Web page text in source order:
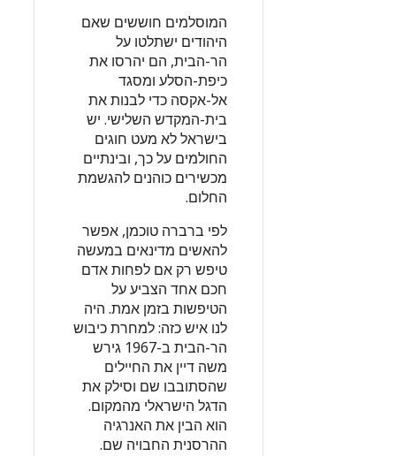
המוסלמים חוששים שאם
היהודים ישתלטו על
הר-הבית, הם יהרסו את
כיפת-הסלע ומסגד
אל-אקסה כדי לבנות את
בית-המקדש השלישי. יש
בישראל לא מעט חוגים
החולמים על כך, ובינתיים
מכשירים כוהנים להגשמת
החלום.
לפי ברברה טוכמן, אפשר
להאשים מדינאים במעשה
טיפש רק אם לפחות אדם
חכם אחד הצביע על
הטיפשות בזמן אמת. היה
לנו איש כזה: למחרת כיבוש
הר-הבית ב-1967 גירש
משה דיין את החיילים
שהסתובבו שם וסילק את
הדגל הישראלי מהמקום.
הוא הבין את האנרגיה
ההרסנית החבויה שם.